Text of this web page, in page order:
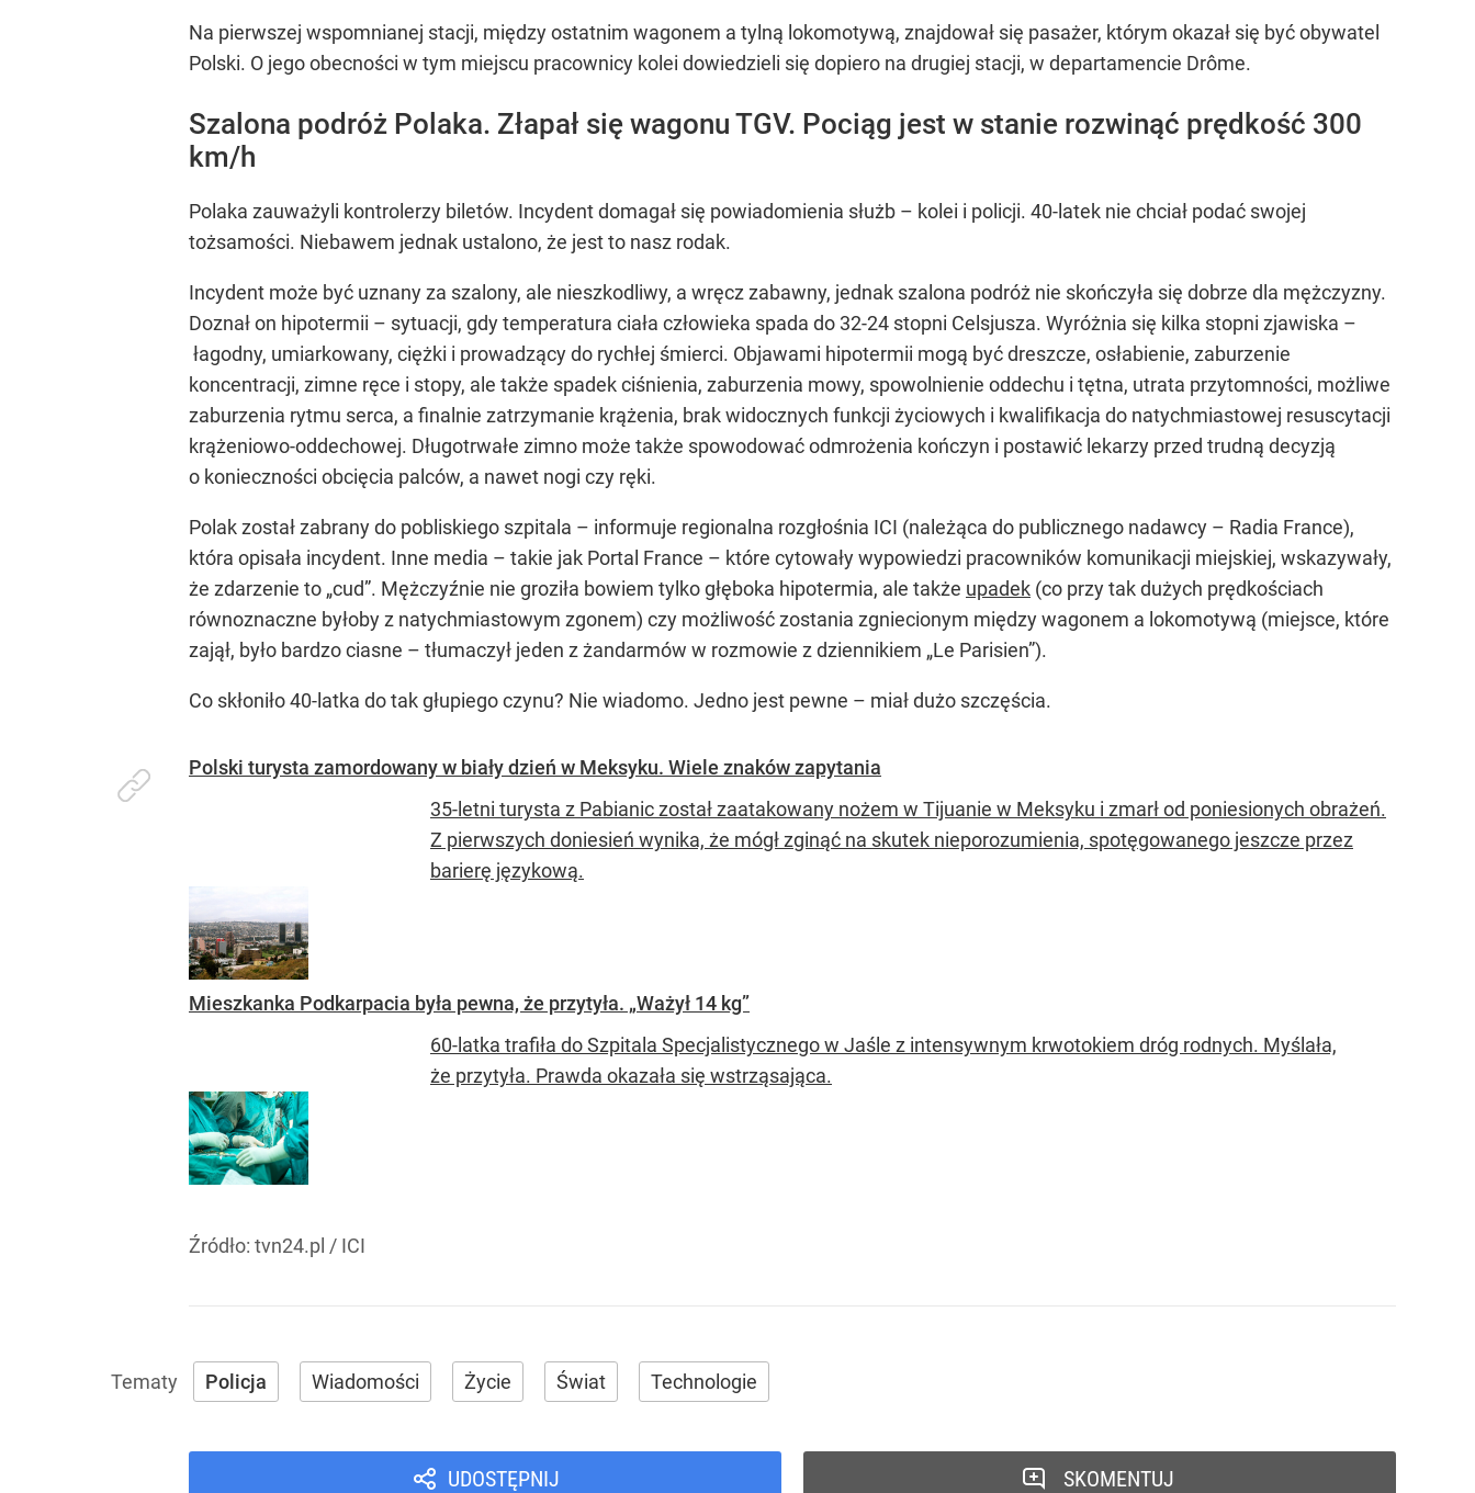
Na pierwszej wspomnianej stacji, między ostatnim wagonem a tylną lokomotywą, znajdował się pasażer, którym okazał się być obywatel
Polski. O jego obecności w tym miejscu pracownicy kolei dowiedzieli się dopiero na drugiej stacji, w departamencie Drôme.
Szalona podróż Polaka. Złapał się wagonu TGV. Pociąg jest w stanie rozwinąć prędkość 300
km/h
Polaka zauważyli kontrolerzy biletów. Incydent domagał się powiadomienia służb – kolei i policji. 40-latek nie chciał podać swojej
tożsamości. Niebawem jednak ustalono, że jest to nasz rodak.
Incydent może być uznany za szalony, ale nieszkodliwy, a wręcz zabawny, jednak szalona podróż nie skończyła się dobrze dla mężczyzny.
Doznał on hipotermii – sytuacji, gdy temperatura ciała człowieka spada do 32-24 stopni Celsjusza. Wyróżnia się kilka stopni zjawiska –
łagodny, umiarkowany, ciężki i prowadzący do rychłej śmierci. Objawami hipotermii mogą być dreszcze, osłabienie, zaburzenie
koncentracji, zimne ręce i stopy, ale także spadek ciśnienia, zaburzenia mowy, spowolnienie oddechu i tętna, utrata przytomności, możliwe
zaburzenia rytmu serca, a finalnie zatrzymanie krążenia, brak widocznych funkcji życiowych i kwalifikacja do natychmiastowej resuscytacji
krążeniowo-oddechowej. Długotrwałe zimno może także spowodować odmrożenia kończyn i postawić lekarzy przed trudną decyzją
o konieczności obcięcia palców, a nawet nogi czy ręki.
Polak został zabrany do pobliskiego szpitala – informuje regionalna rozgłośnia ICI (należąca do publicznego nadawcy – Radia France),
która opisała incydent. Inne media – takie jak Portal France – które cytowały wypowiedzi pracowników komunikacji miejskiej, wskazywały,
że zdarzenie to „cud”. Mężczyźnie nie groziła bowiem tylko głęboka hipotermia, ale także upadek (co przy tak dużych prędkościach
równoznaczne byłoby z natychmiastowym zgonem) czy możliwość zostania zgniecionym między wagonem a lokomotywą (miejsce, które
zajął, było bardzo ciasne – tłumaczył jeden z żandarmów w rozmowie z dziennikiem „Le Parisien”).
Co skłoniło 40-latka do tak głupiego czynu? Nie wiadomo. Jedno jest pewne – miał dużo szczęścia.
Polski turysta zamordowany w biały dzień w Meksyku. Wiele znaków zapytania
35-letni turysta z Pabianic został zaatakowany nożem w Tijuanie w Meksyku i zmarł od poniesionych obrażeń.
Z pierwszych doniesień wynika, że mógł zginąć na skutek nieporozumienia, spotęgowanego jeszcze przez
barierę językową.
Mieszkanka Podkarpacia była pewna, że przytyła. „Ważył 14 kg”
60-latka trafiła do Szpitala Specjalistycznego w Jaśle z intensywnym krwotokiem dróg rodnych. Myślała,
że przytyła. Prawda okazała się wstrząsająca.
Źródło: tvn24.pl / ICI
Policja Wiadomości Życie Świat Technologie
UDOSTĘPNIJ SKOMENTUJ